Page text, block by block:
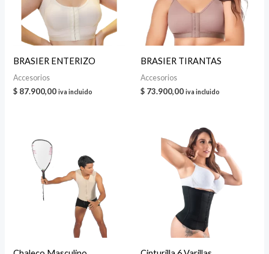
BRASIER ENTERIZO
Accesorios
$ 87.900,00 iva incluido
BRASIER TIRANTAS
Accesorios
$ 73.900,00 iva incluido